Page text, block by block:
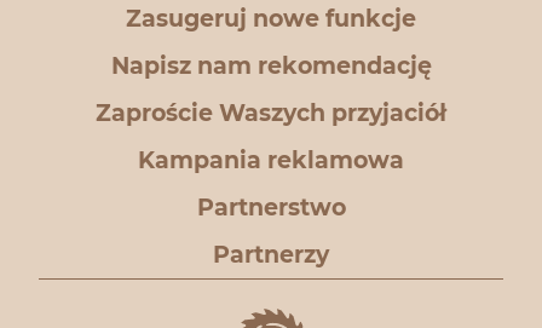
Zasugeruj nowe funkcje
Napisz nam rekomendację
Zaproście Waszych przyjaciół
Kampania reklamowa
Partnerstwo
Partnerzy